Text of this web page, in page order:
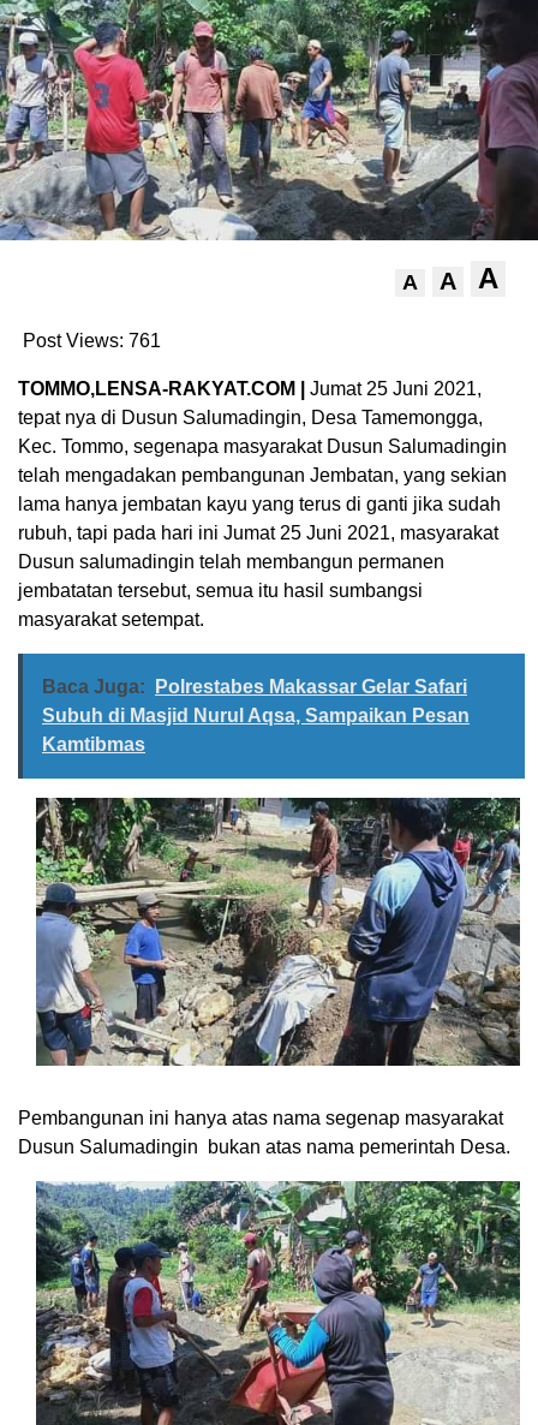
A A A
Post Views: 761
TOMMO,LENSA-RAKYAT.COM | Jumat 25 Juni 2021,
tepat nya di Dusun Salumadingin, Desa Tamemongga,
Kec. Tommo, segenapa masyarakat Dusun Salumadingin
telah mengadakan pembangunan Jembatan, yang sekian
lama hanya jembatan kayu yang terus di ganti jika sudah
rubuh, tapi pada hari ini Jumat 25 Juni 2021, masyarakat
Dusun salumadingin telah membangun permanen
jembatatan tersebut, semua itu hasil sumbangsi
masyarakat setempat.
Baca Juga:
Polrestabes Makassar Gelar Safari
Subuh di Masjid Nurul Aqsa, Sampaikan Pesan
Kamtibmas
Pembangunan ini hanya atas nama segenap masyarakat
Dusun Salumadingin bukan atas nama pemerintah Desa.